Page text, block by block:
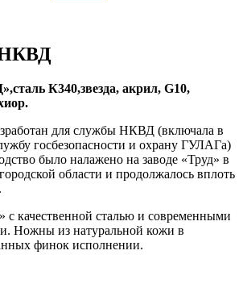
К340,звезда, акрил, G10,
для службы НКВД (включала в
госбезопасности и охрану ГУЛАГа)
было налажено на заводе «Труд» в
области и продолжалось вплоть
качественной сталью и современными
Ножны из натуральной кожи в
финок исполнении.